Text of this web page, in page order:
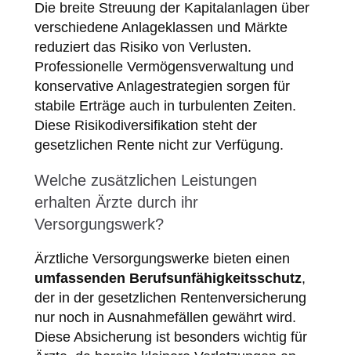
Die breite Streuung der Kapitalanlagen über
verschiedene Anlageklassen und Märkte
reduziert das Risiko von Verlusten.
Professionelle Vermögensverwaltung und
konservative Anlagestrategien sorgen für
stabile Erträge auch in turbulenten Zeiten.
Diese Risikodiversifikation steht der
gesetzlichen Rente nicht zur Verfügung.
Welche zusätzlichen Leistungen
erhalten Ärzte durch ihr
Versorgungswerk?
Ärztliche Versorgungswerke bieten einen
umfassenden Berufsunfähigkeitsschutz,
der in der gesetzlichen Rentenversicherung
nur noch in Ausnahmefällen gewährt wird.
Diese Absicherung ist besonders wichtig für